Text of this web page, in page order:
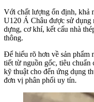
Với chất lượng ổn định, khả
U120 Á Châu được sử dụng
dựng, cơ khí, kết cấu nhà
thông.
Để hiểu rõ hơn về sản phẩm
tiết từ nguồn gốc, tiêu chuẩn
kỹ thuật cho đến ứng dụng
đơn vị phân phối uy tín.